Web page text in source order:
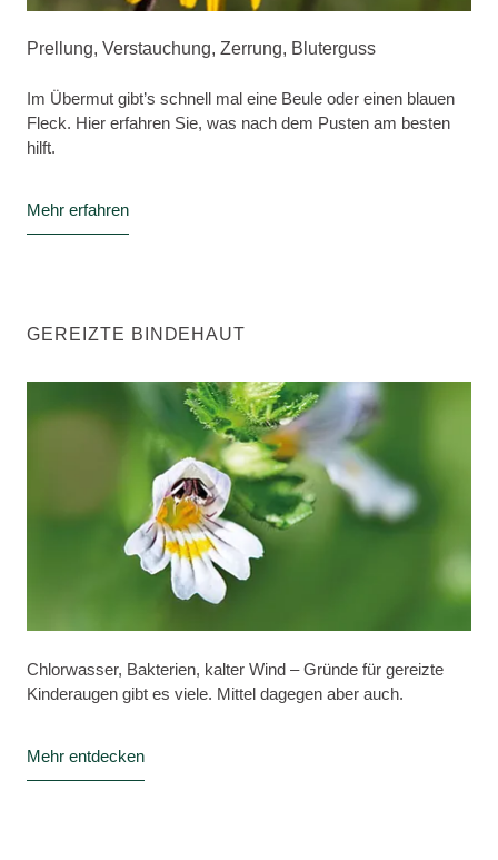
Prellung, Verstauchung, Zerrung, Bluterguss
Im Übermut gibt’s schnell mal eine Beule oder einen blauen
Fleck. Hier erfahren Sie, was nach dem Pusten am besten
hilft.
Mehr erfahren
GEREIZTE BINDEHAUT
Chlorwasser, Bakterien, kalter Wind – Gründe für gereizte
Kinderaugen gibt es viele. Mittel dagegen aber auch.
Mehr entdecken